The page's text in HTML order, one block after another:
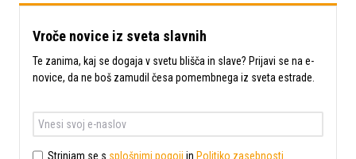
Vroče novice iz sveta slavnih
Te zanima, kaj se dogaja v svetu blišča in slave? Prijavi se na e-
novice, da ne boš zamudil česa pomembnega iz sveta estrade.
Strinjam se s splošnimi pogoji in Politiko zasebnosti